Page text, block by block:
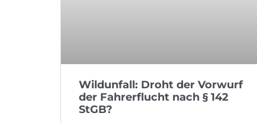
Wildunfall: Droht der Vorwurf
der Fahrerflucht nach § 142
StGB?